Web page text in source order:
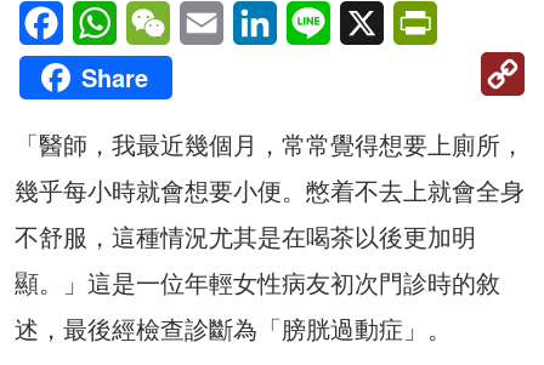
FacebookWhatsAppWeChatEmail LinkedInLine X
Share
「醫師，我最近幾個月，常常覺得想要上廁所，
幾乎每小時就會想要小便。憋着不去上就會全身
不舒服，這種情況尤其是在喝茶以後更加明
顯。」這是一位年輕女性病友初次門診時的敘
述，最後經檢查診斷為「膀胱過動症」。